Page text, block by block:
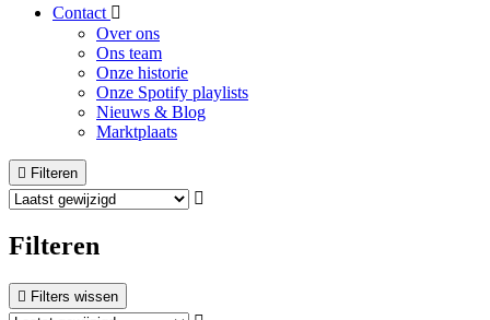
Contact
Over ons
Ons team
Onze historie
Onze Spotify playlists
Nieuws & Blog
Marktplaats
Filteren
Filteren
Filters wissen